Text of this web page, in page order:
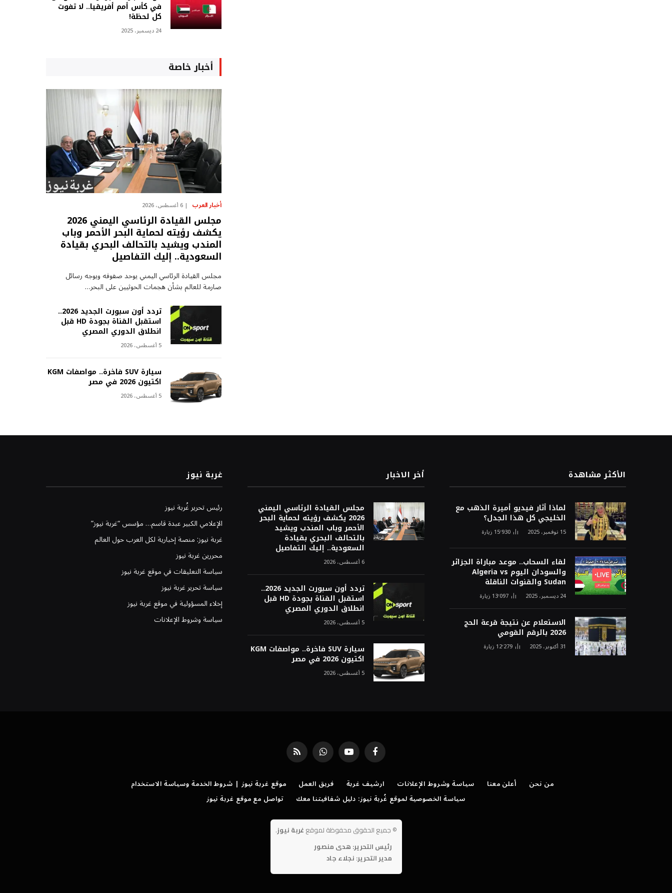
في كأس أمم أفريقيا.. لا تفوت
كل لحظة!
24 ديسمبر، 2025
أخبار خاصة
أخبار العرب 6 أغسطس، 2026
مجلس القيادة الرئاسي اليمني 2026
يكشف رؤيته لحماية البحر الأحمر وباب
المندب ويشيد بالتحالف البحري بقيادة
السعودية.. إليك التفاصيل
مجلس القيادة الرئاسي اليمني يوحد صفوفه ويوجه رسائل
صارمة للعالم بشأن هجمات الحوثيين على البحر…
تردد أون سبورت الجديد 2026..
استقبل القناة بجودة HD قبل
انطلاق الدوري المصري
5 أغسطس، 2026
سيارة SUV فاخرة.. مواصفات KGM
اكتيون 2026 في مصر
5 أغسطس، 2026
الأكثر مشاهدة
لماذا أثار فيديو أميرة الذهب مع
الخليجي كل هذا الجدل؟
15 نوفمبر، 2025 15٬930 زيارة
لقاء السحاب.. موعد مباراة الجزائر
والسودان اليوم Algeria vs
Sudan والقنوات الناقلة
24 ديسمبر، 2025 13٬097 زيارة
الاستعلام عن نتيجة قرعة الحج
2026 بالرقم القومي
31 أكتوبر، 2025 12٬279 زيارة
أخر الاخبار
مجلس القيادة الرئاسي اليمني
2026 يكشف رؤيته لحماية البحر
الأحمر وباب المندب ويشيد
بالتحالف البحري بقيادة
السعودية.. إليك التفاصيل
6 أغسطس، 2026
تردد أون سبورت الجديد 2026..
استقبل القناة بجودة HD قبل
انطلاق الدوري المصري
5 أغسطس، 2026
سيارة SUV فاخرة.. مواصفات KGM
اكتيون 2026 في مصر
5 أغسطس، 2026
غربة نيوز
رئيس تحرير غُربة نيوز
الإعلامي الكبير عبدة قاسم… مؤسس “غربة نيوز”
غربة نيوز: منصة إخبارية لكل العرب حول العالم
محررين غربة نيوز
سياسة التعليقات في موقع غربة نيوز
سياسة تحرير غربة نيوز
إخلاء المسؤولية في موقع غربة نيوز
سياسة وشروط الإعلانات
فيسبوك يوتيوب واتساب RSS
من نحن أعلن معنا سياسة وشروط الإعلانات ارشيف غربة فريق العمل
موقع غربة نيوز | شروط الخدمة وسياسة الاستخدام
سياسة الخصوصية لموقع غُربة نيوز: دليل شفافيتنا معك
تواصل مع موقع غربة نيوز
© جميع الحقوق محفوظة لموقع غربة نيوز.
رئيس التحرير: هدى منصور
مدير التحرير: نجلاء جاد